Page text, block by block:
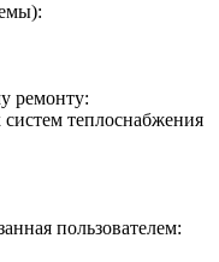
ремонту:
теплоснабжения
пользователем: